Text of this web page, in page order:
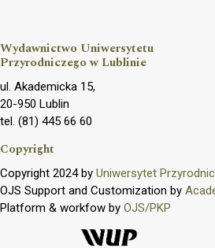
Wydawnictwo Uniwersytetu
Przyrodniczego w Lublinie
ul. Akademicka 15,
20-950 Lublin
tel. (81) 445 66 60
Copyright
Copyright 2024 by Uniwersytet
OJS Support and Customization by
Platform & workfow by OJS/PKP